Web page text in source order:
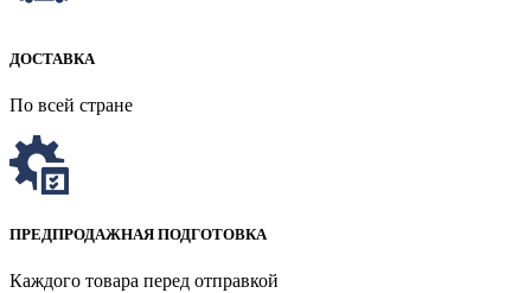
ДОСТАВКА
По всей стране
ПРЕДПРОДАЖНАЯ ПОДГОТОВКА
Каждого товара перед отправкой